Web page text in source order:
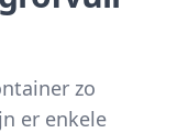
zo
er enkele